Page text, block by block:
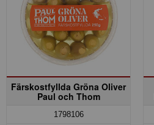
Färskostfyllda Gröna Oliver
Paul och Thom
1798106